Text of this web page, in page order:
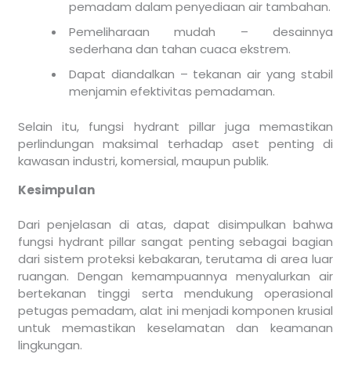
pemadam dalam penyediaan air tambahan.
Pemeliharaan mudah – desainnya
sederhana dan tahan cuaca ekstrem.
Dapat diandalkan – tekanan air yang stabil
menjamin efektivitas pemadaman.
Selain itu, fungsi hydrant pillar juga memastikan
perlindungan maksimal terhadap aset penting di
kawasan industri, komersial, maupun publik.
Kesimpulan
Dari penjelasan di atas, dapat disimpulkan bahwa
fungsi hydrant pillar sangat penting sebagai bagian
dari sistem proteksi kebakaran, terutama di area luar
ruangan. Dengan kemampuannya menyalurkan air
bertekanan tinggi serta mendukung operasional
petugas pemadam, alat ini menjadi komponen krusial
untuk memastikan keselamatan dan keamanan
lingkungan.